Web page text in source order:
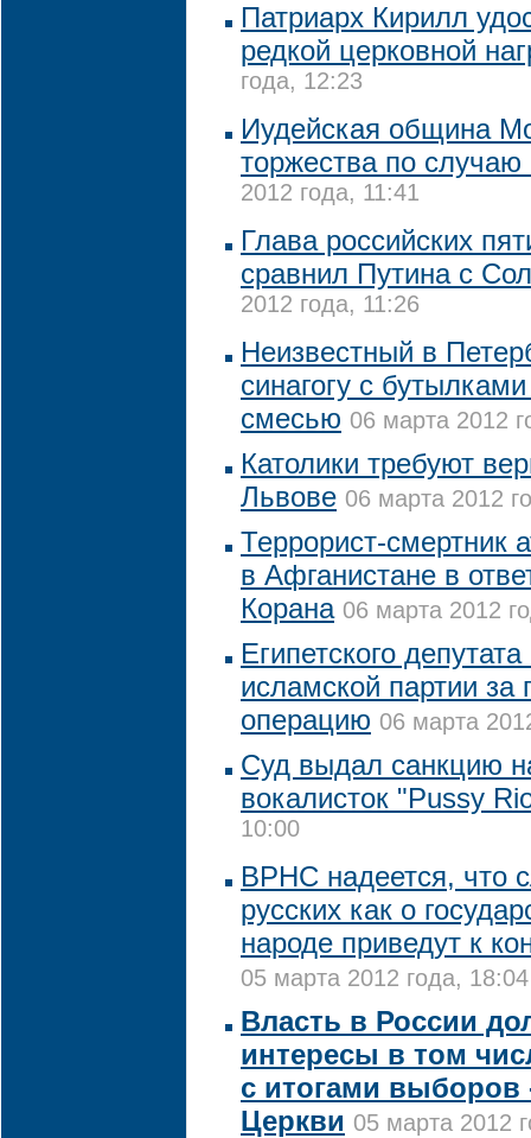
Патриарх Кирилл
редкой церковной
года, 12:23
Иудейская община
торжества по
2012 года, 11:41
Глава российских
сравнил Путина с
2012 года, 11:26
Неизвестный в
синагогу с
смесью 06 марта 2012
Католики требуют
Львове 06 марта 2012
Террорист-смертник
в Афганистане в
Корана 06 марта 2012
Египетского
исламской партии за
операцию 06 марта
Суд выдал санкцию
вокалисток "Pussy
10:00
ВРНС надеется, что
русских как о
народе приведут к
05 марта 2012 года, 18:04
Власть в России
интересы в том
с итогами выборов
Церкви 05 марта 2012